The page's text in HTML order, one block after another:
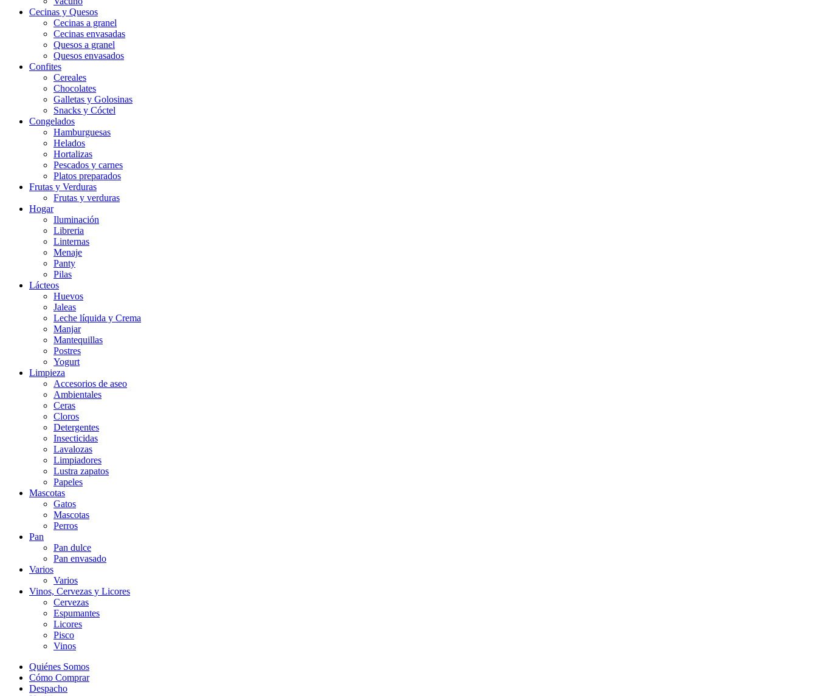
Cecinas y Quesos
Cecinas a granel
Cecinas envasadas
Quesos a granel
Quesos envasados
Confites
Cereales
Chocolates
Galletas y Golosinas
Snacks y Cóctel
Congelados
Hamburguesas
Helados
Hortalizas
Pescados y carnes
Platos preparados
Frutas y Verduras
Frutas y verduras
Hogar
Iluminación
Libreria
Linternas
Menaje
Panty
Pilas
Lácteos
Huevos
Jaleas
Leche líquida y Crema
Manjar
Mantequillas
Postres
Yogurt
Limpieza
Accesorios de aseo
Ambientales
Ceras
Cloros
Detergentes
Insecticidas
Lavalozas
Limpiadores
Lustra zapatos
Papeles
Mascotas
Gatos
Mascotas
Perros
Pan
Pan dulce
Pan envasado
Varios
Varios
Vinos, Cervezas y Licores
Cervezas
Espumantes
Licores
Pisco
Vinos
Quiénes Somos
Cómo Comprar
Despacho